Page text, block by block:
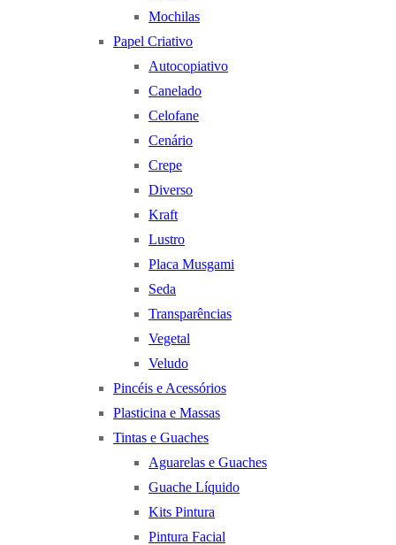
Mochilas
Papel Criativo
Autocopiativo
Canelado
Celofane
Cenário
Crepe
Diverso
Kraft
Lustro
Placa Musgami
Seda
Transparências
Vegetal
Veludo
Pincéis e Acessórios
Plasticina e Massas
Tintas e Guaches
Aguarelas e Guaches
Guache Líquido
Kits Pintura
Pintura Facial